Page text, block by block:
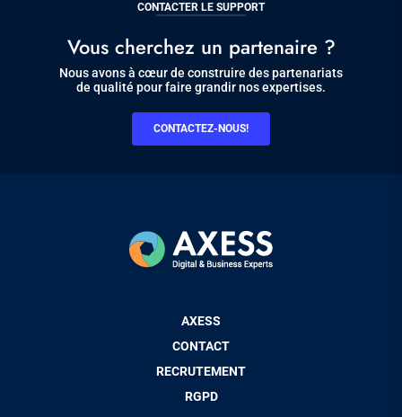
CONTACTER LE SUPPORT
Vous cherchez un partenaire ?
Nous avons à cœur de construire des partenariats
de qualité pour faire grandir nos expertises.
CONTACTEZ-NOUS!
AXESS
CONTACT
RECRUTEMENT
RGPD